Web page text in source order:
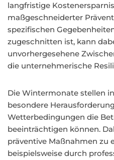
langfristige
maßgeschneiderter
spezifischen
zugeschnitten ist, kann
unvorhergesehene
die unternehmerische
Die Wintermonate stellen
besondere
Wetterbedingungen die
beeinträchtigen können.
präventive Maßnahmen zu
beispielsweise durch